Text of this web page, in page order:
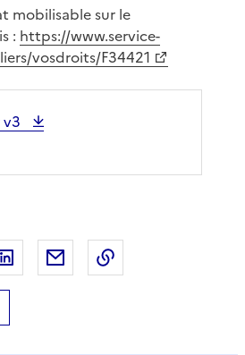
mobilisable sur le
: https://www.service-
vosdroits/F34421
Facebook
sur X
Partager sur LinkedIn
Partager par email